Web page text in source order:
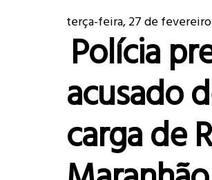
terça-feira, 27 de
Polícia
acusado
carga de